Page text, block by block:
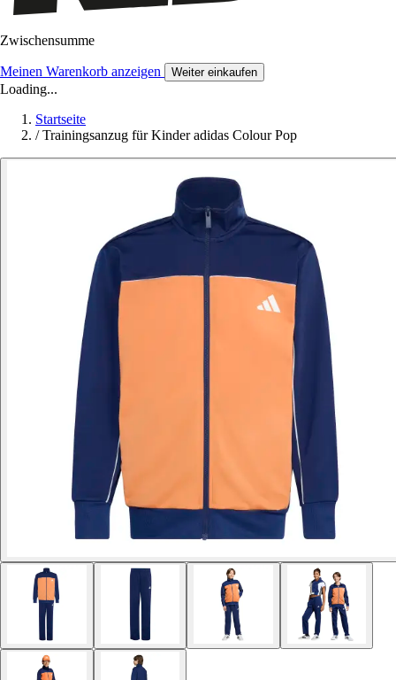
Zwischensumme
Meinen Warenkorb anzeigen Weiter einkaufen
Loading...
Startseite
/ Trainingsanzug für Kinder adidas Colour Pop